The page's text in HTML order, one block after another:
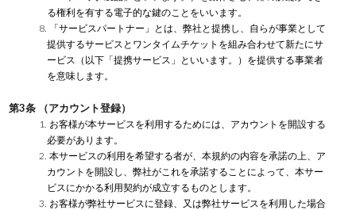
る権利を有する電子的な鍵のことをいいます。
8. 「サービスパートナー」とは、弊社と提携し、自らが事業として
提供するサービスとワンタイムチケットを組み合わせて新たにサ
ービス（以下「提携サービス」といいます。）を提供する事業者
を意味します。
第3条 （アカウント登録）
1. お客様が本サービスを利用するためには、アカウントを開設する
必要があります。
2. 本サービスの利用を希望する者が、本規約の内容を承諾の上、ア
カウントを開設し、弊社がこれを承諾することによって、本サー
ビスにかかる利用契約が成立するものとします。
3. お客様が弊社サービスに登録、又は弊社サービスを利用した場合